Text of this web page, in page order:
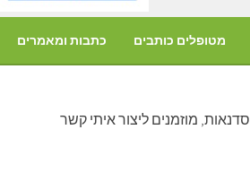
מטופלים כותבים כתבות ומאמרים
מוזמנים ליצור איתי קשר